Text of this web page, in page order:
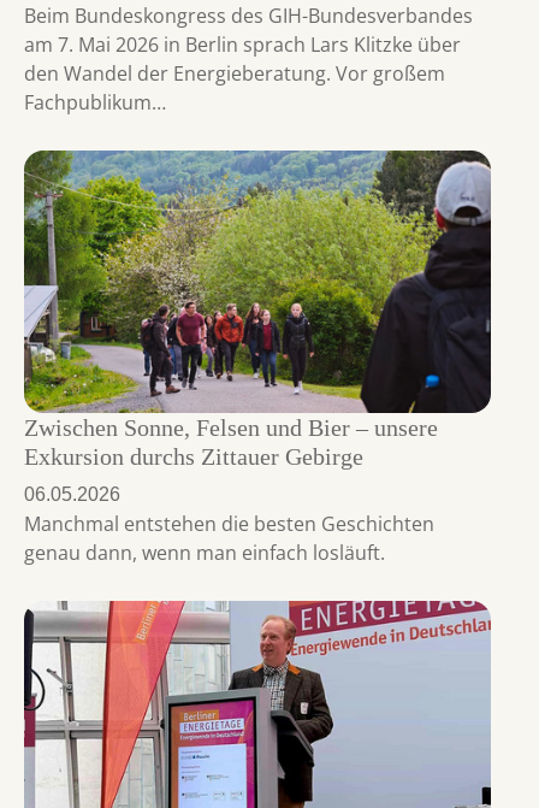
Beim Bundeskongress des GIH-Bundesverbandes
am 7. Mai 2026 in Berlin sprach Lars Klitzke über
den Wandel der Energieberatung. Vor großem
Fachpublikum…
Zwischen Sonne, Felsen und Bier – unsere
Exkursion durchs Zittauer Gebirge
06.05.2026
Manchmal entstehen die besten Geschichten
genau dann, wenn man einfach losläuft.